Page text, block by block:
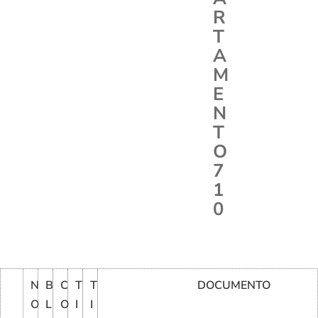
R
T
A
M
E
N
T
O
7
1
0
N
O
B
L
C
O
T
I
T
I
DOCUMENTO